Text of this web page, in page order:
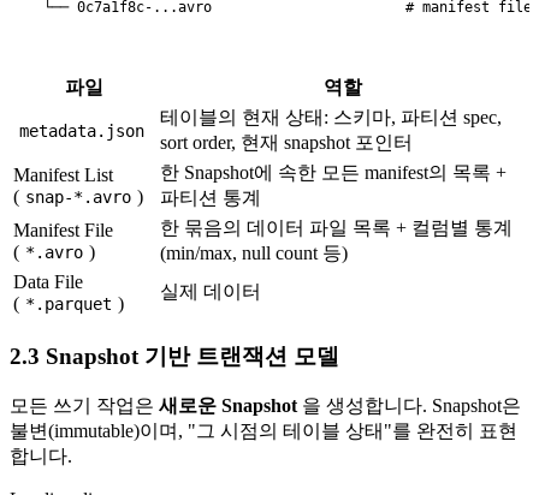
파일 역할
metadata.json
테이블의 현재 상태: 스키마, 파티션 spec,
sort order, 현재 snapshot 포인터
Manifest List
( snap-*.avro )
한 Snapshot에 속한 모든 manifest의 목록 +
파티션 통계
Manifest File
( *.avro )
한 묶음의 데이터 파일 목록 + 컬럼별 통계
(min/max, null count 등)
Data File
( *.parquet )
실제 데이터
2.3 Snapshot 기반 트랜잭션 모델
모든 쓰기 작업은 새로운 Snapshot 을 생성합니다. Snapshot은
불변(immutable)이며, "그 시점의 테이블 상태"를 완전히 표현
합니다.